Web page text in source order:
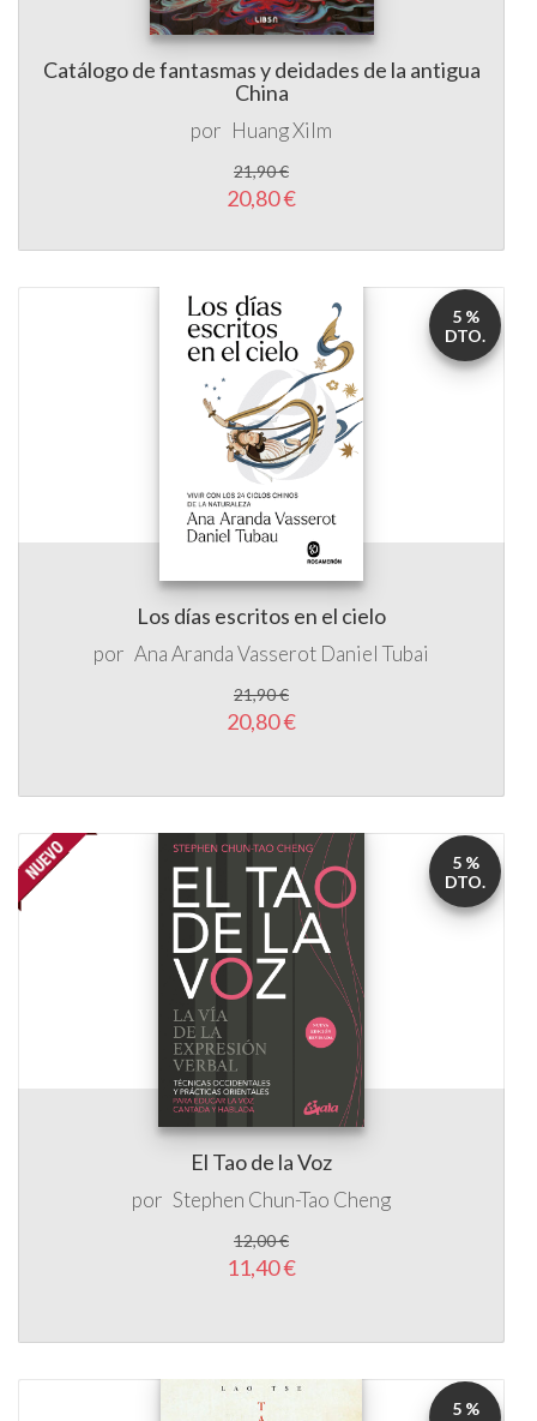
Catálogo de fantasmas y deidades de la antigua
China
por Huang Xilm
21,90 €
20,80 €
Los días escritos en el cielo
por Ana Aranda Vasserot Daniel Tubai
21,90 €
20,80 €
5 %
DTO.
El Tao de la Voz
por Stephen Chun-Tao Cheng
12,00 €
11,40 €
5 %
DTO.
5 %